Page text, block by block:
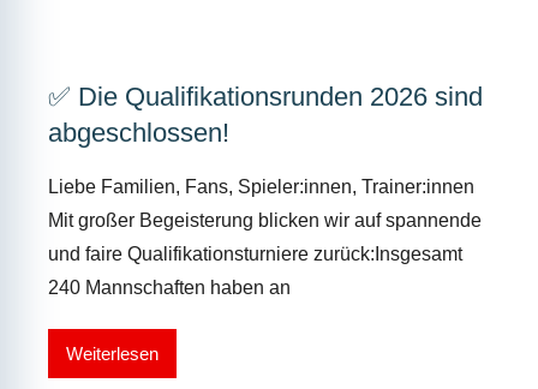
✅ Die Qualifikationsrunden 2026 sind
abgeschlossen!
Liebe Familien, Fans, Spieler:innen, Trainer:innen
Mit großer Begeisterung blicken wir auf spannende
und faire Qualifikationsturniere zurück:Insgesamt
240 Mannschaften haben an
Weiterlesen